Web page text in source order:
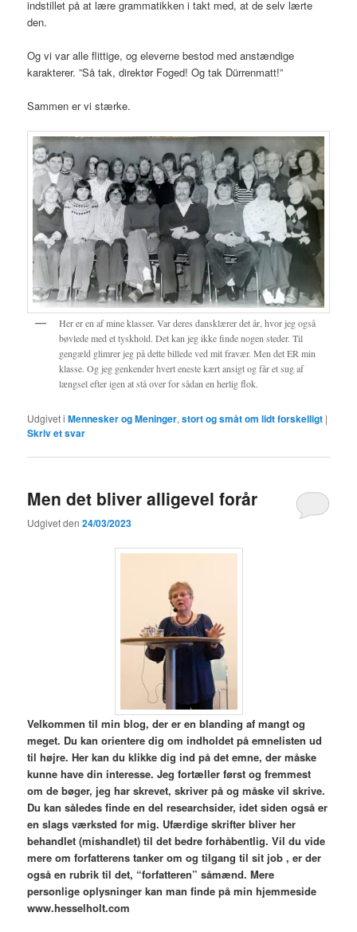
indstillet på at lære grammatikken i takt med, at de selv lærte
den.
Og vi var alle flittige, og eleverne bestod med anstændige
karakterer. ”Så tak, direktør Foged! Og tak Dürrenmatt!”
Sammen er vi stærke.
Her er en af mine klasser. Var deres dansklærer det år, hvor jeg også
bøvlede med et tyskhold. Det kan jeg ikke finde nogen steder. Til
gengæld glimrer jeg på dette billede ved mit fravær. Men det ER min
klasse. Og jeg genkender hvert eneste kært ansigt og får et sug af
længsel efter igen at stå over for sådan en herlig flok.
Udgivet i Mennesker og Meninger,stort og småt om lidt forskelligt |
Skriv et svar
Men det bliver alligevel forår
Udgivet den24/03/2023
Velkommen til min blog, der er en blanding af mangt og
meget. Du kan orientere dig om indholdet på emnelisten ud
til højre. Her kan du klikke dig ind på det emne, der måske
kunne have din interesse. Jeg fortæller først og fremmest
om de bøger, jeg har skrevet, skriver på og måske vil skrive.
Du kan således finde en del researchsider, idet siden også er
en slags værksted for mig. Ufærdige skrifter bliver her
behandlet (mishandlet) til det bedre forhåbentlig. Vil du vide
mere om forfatterens tanker om og tilgang til sit job , er der
også en rubrik til det, “forfatteren” såmænd. Mere
personlige oplysninger kan man finde på min hjemmeside
www.hesselholt.com